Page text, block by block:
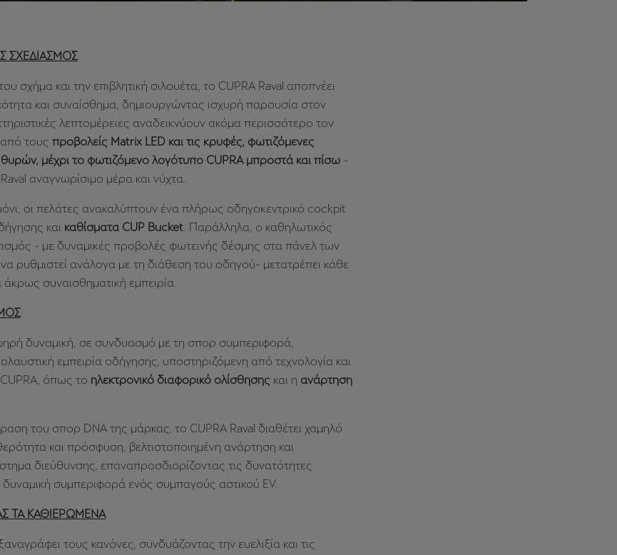
ΣΧΕΔΙΑΣΜΟΣ
σχήμα και την επιβλητική σιλουέτα, το CUPRA Raval αποπνέει
και συναίσθημα, δημιουργώντας ισχυρή παρουσία στον
λεπτομέρειες αναδεικνύουν ακόμα περισσότερο τον
τους προβολείς Matrix LED και τις κρυφές, φωτιζόμενες
μέχρι το φωτιζόμενο λογότυπο CUPRA μπροστά και πίσω -
αναγνωρίσιμο μέρα και νύχτα.
οι πελάτες ανακαλύπτουν ένα πλήρως οδηγοκεντρικό cockpit
και καθίσματα CUP Bucket. Παράλληλα, ο καθηλωτικός
- με δυναμικές προβολές φωτεινής δέσμης στα πάνελ των
ρυθμιστεί ανάλογα με τη διάθεση του οδηγού- μετατρέπει κάθε
συναισθηματική εμπειρία.
δυναμική, σε συνδυασμό με τη σπορ συμπεριφορά,
εμπειρία οδήγησης, υποστηριζόμενη από τεχνολογία και
CUPRA, όπως το ηλεκτρονικό διαφορικό ολίσθησης και η ανάρτηση
του σπορ DNA της μάρκας, το CUPRA Raval διαθέτει χαμηλό
και πρόσφυση, βελτιστοποιημένη ανάρτηση και
διεύθυνσης, επαναπροσδιορίζοντας τις δυνατότητες
δυναμική συμπεριφορά ενός συμπαγούς αστικού EV.
ΤΑ ΚΑΘΙΕΡΩΜΕΝΑ
τους κανόνες, συνδυάζοντας την ευελιξία και τις